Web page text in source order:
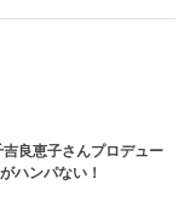
良恵子さんプロデュー
ハンパない！